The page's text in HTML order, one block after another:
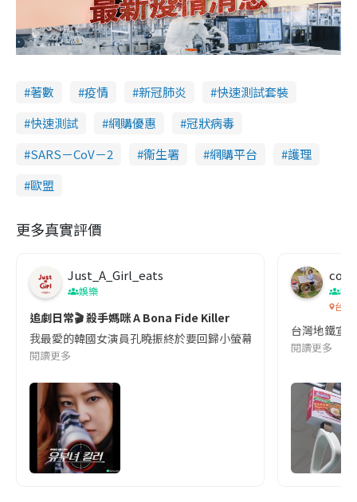
著數 疫情 新冠肺炎
快速測試套裝
快速測試
網購優惠
冠狀病毒
SARS－CoV－2
衞生署 網購平台
護理
歐盟
更多真實評價
Just_A_Girl_eats
娛樂
追劇日常🎬 殺手媽咪 A Bona Fide Killer
我最愛的韓國女演員孔曉振終於要回歸小螢幕啦!這次的劇本改編
閱讀更多
co
吹
台灣
台灣地鐵宣
閱讀更多